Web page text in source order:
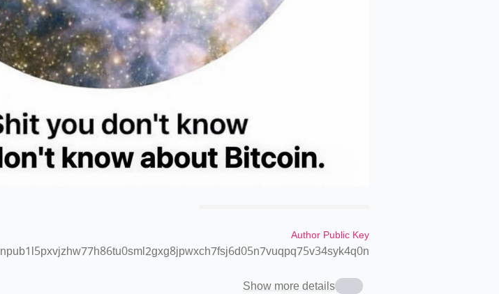
Author Public Key
npub1l5pxvjzhw77h86tu0sml2gxg8jpwxch7fsj6d05n7vuqpq75v34syk4q0n
Show more details